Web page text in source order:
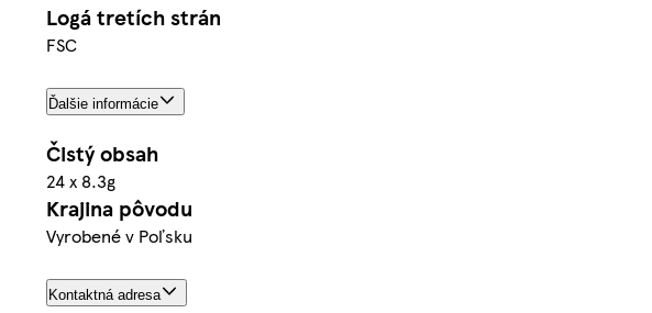
Logá tretích strán
FSC
Ďalšie informácie
Čistý obsah
24 x 8.3g
Krajina pôvodu
Vyrobené v Poľsku
Kontaktná adresa